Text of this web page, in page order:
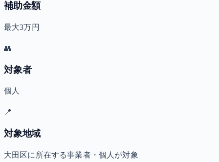
補助金額
最大3万円
👥
対象者
個人
📍
対象地域
大田区に所在する事業者・個人が対象